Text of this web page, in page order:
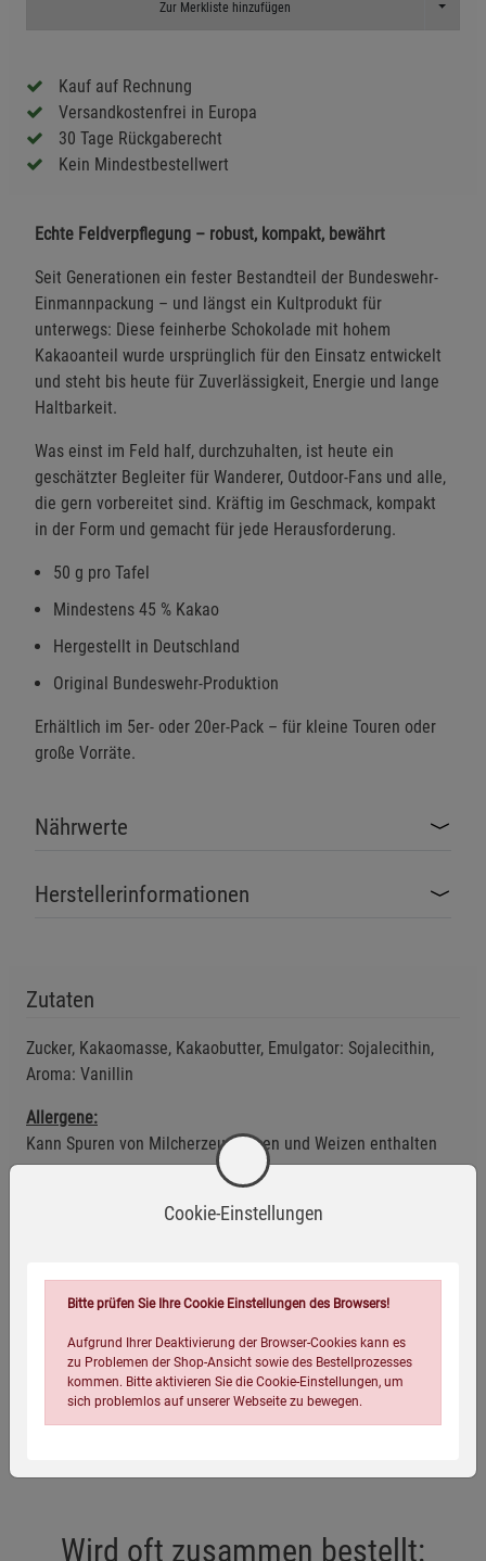
Zur Merkliste hinzufügen Toggle
Kauf auf Rechnung
Versandkostenfrei in Europa
30 Tage Rückgaberecht
Kein Mindestbestellwert
Echte Feldverpflegung – robust, kompakt, bewährt
Seit Generationen ein fester Bestandteil der Bundeswehr-
Einmannpackung – und längst ein Kultprodukt für
unterwegs: Diese feinherbe Schokolade mit hohem
Kakaoanteil wurde ursprünglich für den Einsatz entwickelt
und steht bis heute für Zuverlässigkeit, Energie und lange
Haltbarkeit.
Was einst im Feld half, durchzuhalten, ist heute ein
geschätzter Begleiter für Wanderer, Outdoor-Fans und alle,
die gern vorbereitet sind. Kräftig im Geschmack, kompakt
in der Form und gemacht für jede Herausforderung.
50 g pro Tafel
Mindestens 45 % Kakao
Hergestellt in Deutschland
Original Bundeswehr-Produktion
Erhältlich im 5er- oder 20er-Pack – für kleine Touren oder
große Vorräte.
Nährwerte
Herstellerinformationen
Zutaten
Zucker, Kakaomasse, Kakaobutter, Emulgator: Sojalecithin,
Aroma: Vanillin
Allergene:
Kann Spuren von Milcherzeugnissen und Weizen enthalten
Anwendungsempfehlung
Mindestens haltbar bis: siehe Verpackung.
Eigenschaften
4054239007503
Infos:
5 x 50 g
Wird oft zusammen bestellt:
Cookie-Einstellungen
Bitte prüfen Sie Ihre Cookie Einstellungen des Browsers!
Aufgrund Ihrer Deaktivierung der Browser-Cookies kann es
zu Problemen der Shop-Ansicht sowie des Bestellprozesses
kommen. Bitte aktivieren Sie die Cookie-Einstellungen, um
sich problemlos auf unserer Webseite zu bewegen.